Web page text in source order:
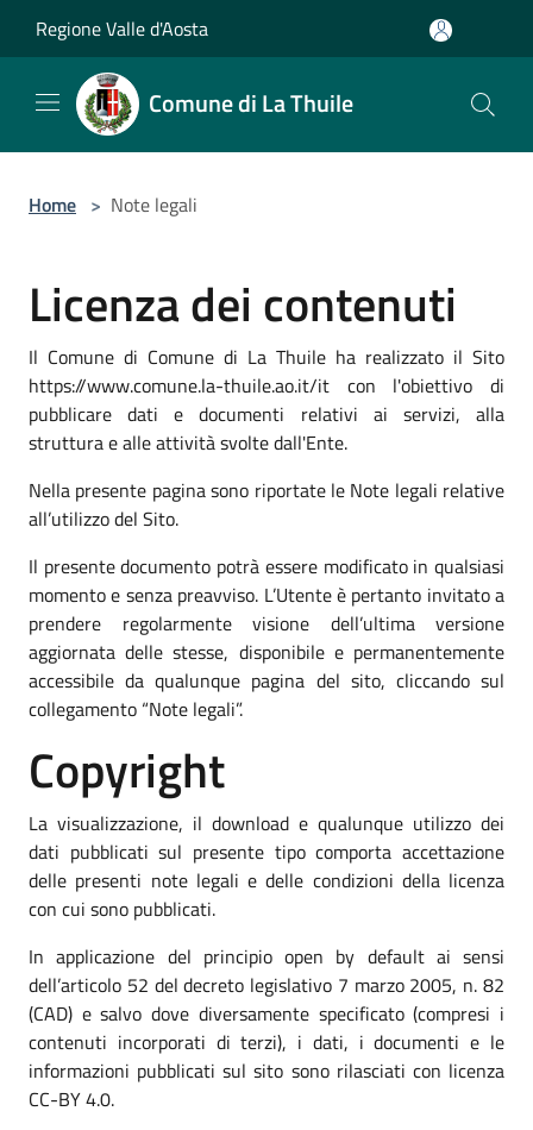
Regione Valle d'Aosta
Comune di La Thuile
Home > Note legali
Licenza dei contenuti
Il Comune di Comune di La Thuile ha realizzato il Sito
https://www.comune.la-thuile.ao.it/it con l'obiettivo di
pubblicare dati e documenti relativi ai servizi, alla
struttura e alle attività svolte dall'Ente.
Nella presente pagina sono riportate le Note legali relative
all’utilizzo del Sito.
Il presente documento potrà essere modificato in qualsiasi
momento e senza preavviso. L’Utente è pertanto invitato a
prendere regolarmente visione dell’ultima versione
aggiornata delle stesse, disponibile e permanentemente
accessibile da qualunque pagina del sito, cliccando sul
collegamento “Note legali”.
Copyright
La visualizzazione, il download e qualunque utilizzo dei
dati pubblicati sul presente tipo comporta accettazione
delle presenti note legali e delle condizioni della licenza
con cui sono pubblicati.
In applicazione del principio open by default ai sensi
dell’articolo 52 del decreto legislativo 7 marzo 2005, n. 82
(CAD) e salvo dove diversamente specificato (compresi i
contenuti incorporati di terzi), i dati, i documenti e le
informazioni pubblicati sul sito sono rilasciati con licenza
CC-BY 4.0.